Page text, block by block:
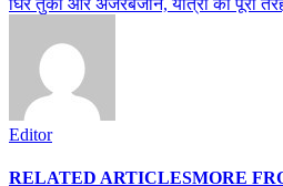
Editor
RELATED ARTICLESMORE